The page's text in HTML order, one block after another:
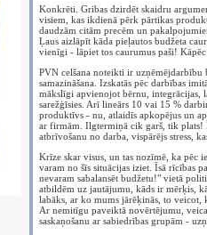
Konkrēti. Gribas dzirdēt skaidru
visiem, kas ikdienā pērk pārtikas
daudzām citām precēm un
Ļaus aizlāpīt kāda pieļautos budžeta
vienīgi - lāpiet tos caurumus paši!
PVN celšana noteikti ir uzņēmējdarbību
samazināšana. Izskatās pēc darbības
mākslīgi apvienojot bērnu, integrācijas,
sarežģīsies. Arī lineārs 10 vai 15 %
produktīvs - nu, atlaidīs apkopējus un
ar firmām. Ilgtermiņā cik garš, tik plats!
atbrīvošanu no darba, vispārējs stress,
Krīze skar visus, un tas nozīmē, ka pēc
varam no šīs situācijas iziet. Īsā rīcības
nevaram sabalansēt budžetu!" vietā
atbildēm uz jautājumu, kāds ir mērķis,
labāks, ar ko mums jārēķinās, to
Ar nemitīgu paveiktā novērtējumu,
saskaņošanu ar sabiedrības grupām -